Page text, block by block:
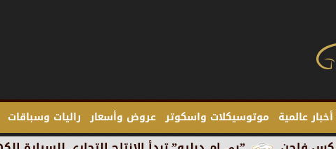
أخبار عالمية موتوسيكلات واسكوتر عروض وأسعار راليات وسباقات